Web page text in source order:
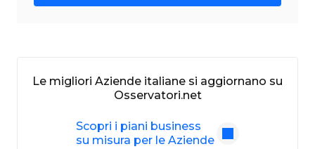
Le migliori Aziende italiane si aggiornano su
Osservatori.net
Scopri i piani business
su misura per le Aziende